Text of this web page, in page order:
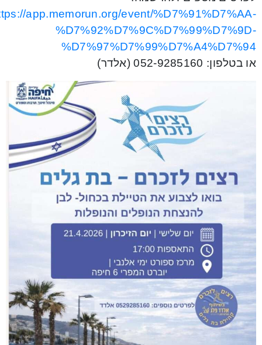
app.memorun.org/event/%D7%91%D7%AA-
%D7%92%D7%9C%D7%99%D7%9D-
%D7%97%D7%99%D7%A4%D7%94
או בטלפון: 052-9285160 (אלדר)